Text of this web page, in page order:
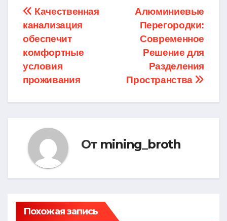
Навигация
по
записям
Алюминиевые
Перегородки:
Современное
Решение для
Разделения
Пространства
Качественная
канализация
обеспечит
комфортные
условия
проживания
От mining_broth
Похожая запись